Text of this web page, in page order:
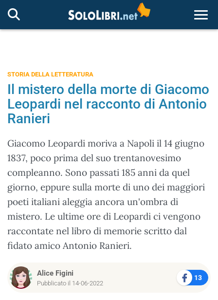
STORIA DELLA LETTERATURA
Il mistero della morte di Giacomo
Leopardi nel racconto di Antonio
Ranieri
Giacomo Leopardi moriva a Napoli il 14 giugno
1837, poco prima del suo trentanovesimo
compleanno. Sono passati 185 anni da quel
giorno, eppure sulla morte di uno dei maggiori
poeti italiani aleggia ancora un'ombra di
mistero. Le ultime ore di Leopardi ci vengono
raccontate nel libro di memorie scritto dal
fidato amico Antonio Ranieri.
Alice Figini
Pubblicato il 14-06-2022
13